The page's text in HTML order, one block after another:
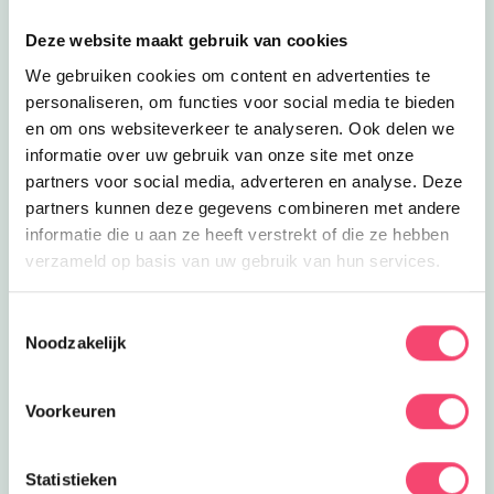
Deze website maakt gebruik van cookies
We gebruiken cookies om content en advertenties te
personaliseren, om functies voor social media te bieden
en om ons websiteverkeer te analyseren. Ook delen we
informatie over uw gebruik van onze site met onze
partners voor social media, adverteren en analyse. Deze
partners kunnen deze gegevens combineren met andere
informatie die u aan ze heeft verstrekt of die ze hebben
verzameld op basis van uw gebruik van hun services.
Noodzakelijk
Voorkeuren
Statistieken
2 km
De Smulhoeve
Dit gezellige lunchcafé grenst aan de
kinderboerderij in de nieuwbouwwijk
2.1 km
Clubjes
Korfbal & Kleutergym
Leer korfballen bij de gezellige Lynx
korfbalvereniging in Leidschenveen-
Ypenburg!
Lees meer Korfbal &amp; Kleutergym
biologische zorgboerderij met winkel
Hoeve Biesland
stadsboerderij in Leidschenveen is
Lees meer Stadsboerderij Landzigt